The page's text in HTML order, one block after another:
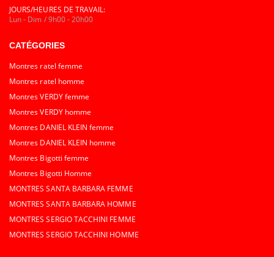
JOURS/HEURES DE TRAVAIL:
Lun - Dim / 9h00 - 20h00
CATÉGORIES
Montres ratel femme
Montres ratel homme
Montres VERDY femme
Montres VERDY homme
Montres DANIEL KLEIN femme
Montres DANIEL KLEIN homme
Montres Bigotti femme
Montres Bigotti Homme
MONTRES SANTA BARBARA FEMME
MONTRES SANTA BARBARA HOMME
MONTRES SERGIO TACCHINI FEMME
MONTRES SERGIO TACCHINI HOMME